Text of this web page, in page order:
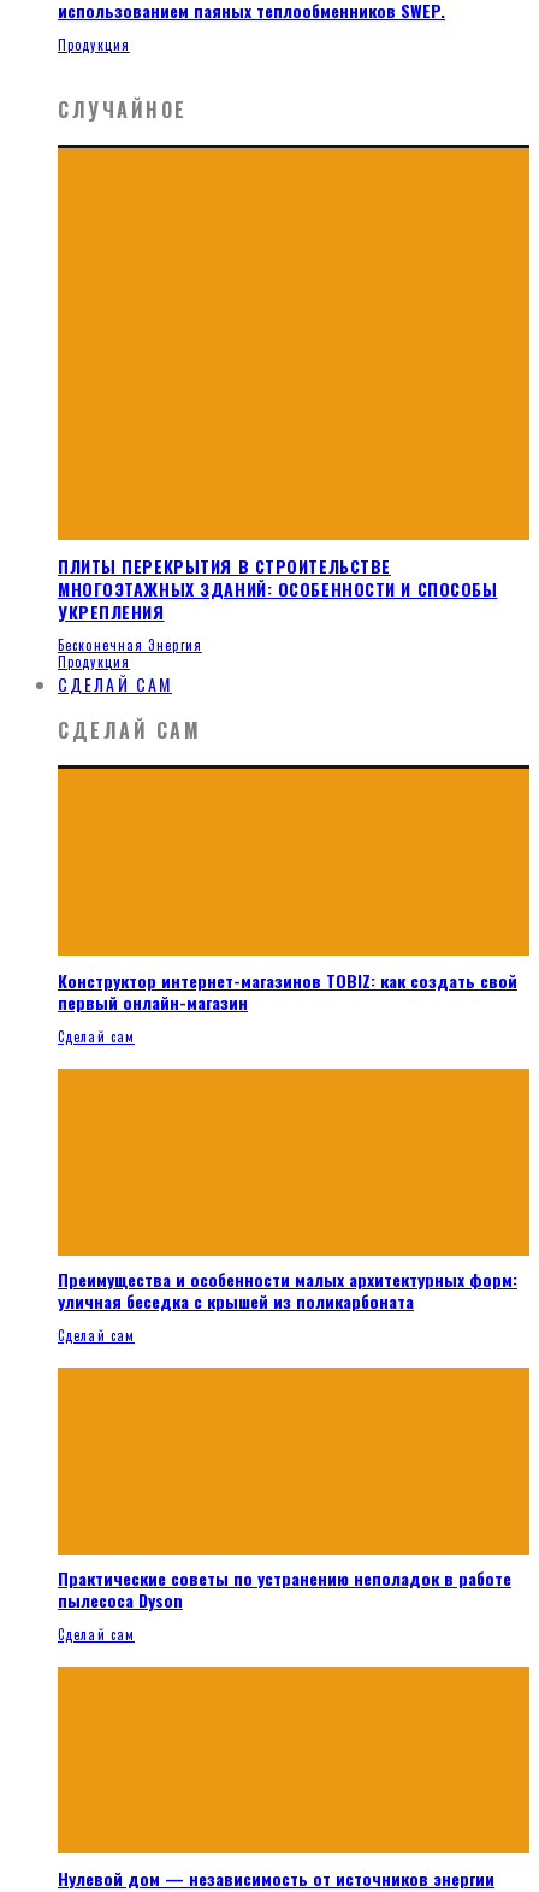
использованием паяных теплообменников SWEP.
Продукция
СЛУЧАЙНОЕ
ПЛИТЫ ПЕРЕКРЫТИЯ В СТРОИТЕЛЬСТВЕ
МНОГОЭТАЖНЫХ ЗДАНИЙ: ОСОБЕННОСТИ И СПОСОБЫ
УКРЕПЛЕНИЯ
Бесконечная Энергия
Продукция
СДЕЛАЙ САМ
СДЕЛАЙ САМ
Конструктор интернет-магазинов TOBIZ: как создать свой
первый онлайн-магазин
Сделай сам
Преимущества и особенности малых архитектурных форм:
уличная беседка с крышей из поликарбоната
Сделай сам
Практические советы по устранению неполадок в работе
пылесоса Dyson
Сделай сам
Нулевой дом — независимость от источников энергии